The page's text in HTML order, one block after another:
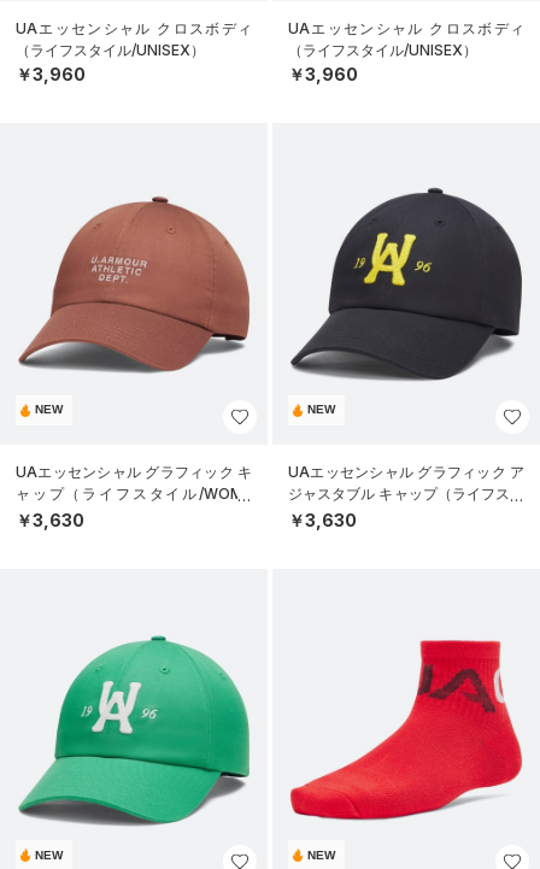
UAエッセンシャル クロスボディ
（ライフスタイル/UNISEX）
￥3,960
UAエッセンシャル クロスボディ
（ライフスタイル/UNISEX）
￥3,960
NEW
UAエッセンシャル グラフィック キ
ャップ（ライフスタイル/WOME
N）
￥3,630
NEW
UAエッセンシャル グラフィック ア
ジャスタブル キャップ（ライフスタ
イル/UNISEX）
￥3,630
NEW NEW